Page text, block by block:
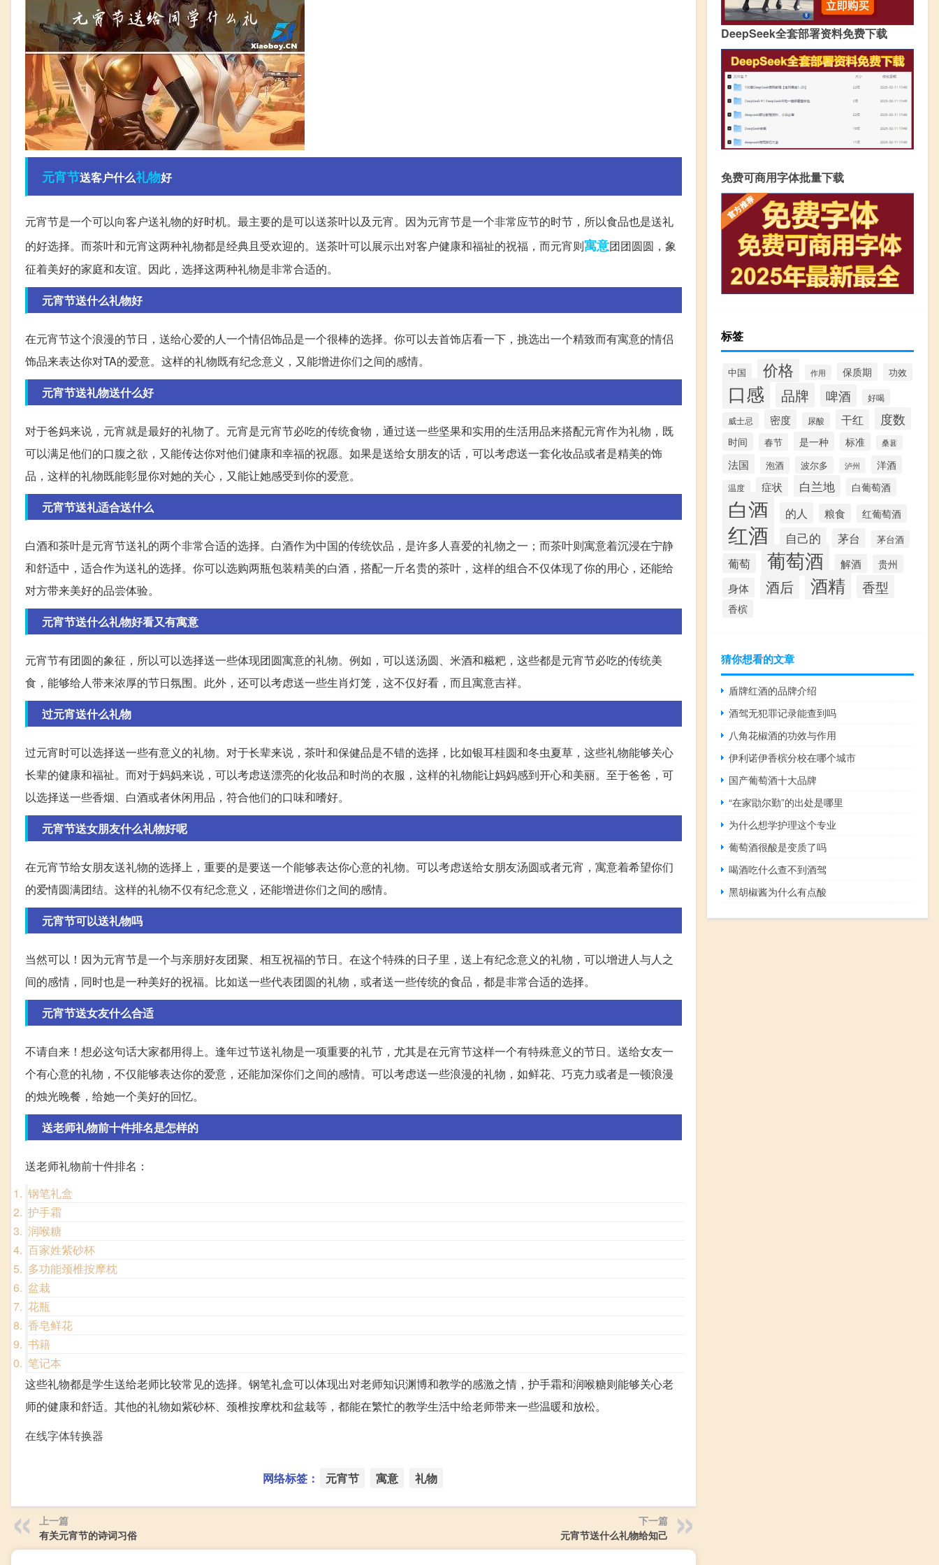
元宵节送客户什么礼物好
元宵节是一个可以向客户送礼物的好时机。最主要的是可以送茶叶以及元宵。因为元宵节是一个非常应节的时节，所以食品也是送礼
的好选择。而茶叶和元宵这两种礼物都是经典且受欢迎的。送茶叶可以展示出对客户健康和福祉的祝福，而元宵则寓意团团圆圆，象
征着美好的家庭和友谊。因此，选择这两种礼物是非常合适的。
元宵节送什么礼物好
在元宵节这个浪漫的节日，送给心爱的人一个情侣饰品是一个很棒的选择。你可以去首饰店看一下，挑选出一个精致而有寓意的情侣
饰品来表达你对TA的爱意。这样的礼物既有纪念意义，又能增进你们之间的感情。
元宵节送礼物送什么好
对于爸妈来说，元宵就是最好的礼物了。元宵是元宵节必吃的传统食物，通过送一些坚果和实用的生活用品来搭配元宵作为礼物，既
可以满足他们的口腹之欲，又能传达你对他们健康和幸福的祝愿。如果是送给女朋友的话，可以考虑送一套化妆品或者是精美的饰
品，这样的礼物既能彰显你对她的关心，又能让她感受到你的爱意。
元宵节送礼适合送什么
白酒和茶叶是元宵节送礼的两个非常合适的选择。白酒作为中国的传统饮品，是许多人喜爱的礼物之一；而茶叶则寓意着沉浸在宁静
和舒适中，适合作为送礼的选择。你可以选购两瓶包装精美的白酒，搭配一斤名贵的茶叶，这样的组合不仅体现了你的用心，还能给
对方带来美好的品尝体验。
元宵节送什么礼物好看又有寓意
元宵节有团圆的象征，所以可以选择送一些体现团圆寓意的礼物。例如，可以送汤圆、米酒和糍粑，这些都是元宵节必吃的传统美
食，能够给人带来浓厚的节日氛围。此外，还可以考虑送一些生肖灯笼，这不仅好看，而且寓意吉祥。
过元宵送什么礼物
过元宵时可以选择送一些有意义的礼物。对于长辈来说，茶叶和保健品是不错的选择，比如银耳桂圆和冬虫夏草，这些礼物能够关心
长辈的健康和福祉。而对于妈妈来说，可以考虑送漂亮的化妆品和时尚的衣服，这样的礼物能让妈妈感到开心和美丽。至于爸爸，可
以选择送一些香烟、白酒或者休闲用品，符合他们的口味和嗜好。
元宵节送女朋友什么礼物好呢
在元宵节给女朋友送礼物的选择上，重要的是要送一个能够表达你心意的礼物。可以考虑送给女朋友汤圆或者元宵，寓意着希望你们
的爱情圆满团结。这样的礼物不仅有纪念意义，还能增进你们之间的感情。
元宵节可以送礼物吗
当然可以！因为元宵节是一个与亲朋好友团聚、相互祝福的节日。在这个特殊的日子里，送上有纪念意义的礼物，可以增进人与人之
间的感情，同时也是一种美好的祝福。比如送一些代表团圆的礼物，或者送一些传统的食品，都是非常合适的选择。
元宵节送女友什么合适
不请自来！想必这句话大家都用得上。逢年过节送礼物是一项重要的礼节，尤其是在元宵节这样一个有特殊意义的节日。送给女友一
个有心意的礼物，不仅能够表达你的爱意，还能加深你们之间的感情。可以考虑送一些浪漫的礼物，如鲜花、巧克力或者是一顿浪漫
的烛光晚餐，给她一个美好的回忆。
送老师礼物前十件排名是怎样的
送老师礼物前十件排名：
钢笔礼盒
护手霜
润喉糖
百家姓紫砂杯
多功能颈椎按摩枕
盆栽
花瓶
香皂鲜花
书籍
笔记本
这些礼物都是学生送给老师比较常见的选择。钢笔礼盒可以体现出对老师知识渊博和教学的感激之情，护手霜和润喉糖则能够关心老
师的健康和舒适。其他的礼物如紫砂杯、颈椎按摩枕和盆栽等，都能在繁忙的教学生活中给老师带来一些温暖和放松。
在线字体转换器
网络标签： 元宵节 寓意 礼物
上一篇
有关元宵节的诗词习俗
下一篇
元宵节送什么礼物给知己
DeepSeek全套部署资料免费下载
免费可商用字体批量下载
标签
中国 价格 作用 保质期 功效
口感 品牌 啤酒
好喝
威士忌
密度 尿酸 干红 度数
时间 春节 是一种 标准 桑葚
法国 泡酒 波尔多 泸州 洋酒
温度 症状 白兰地 白葡萄酒
白酒 的人 粮食 红葡萄酒
红酒 自己的 茅台 茅台酒
葡萄 葡萄酒 解酒 贵州
身体 酒后 酒精 香型
香槟
猜你想看的文章
盾牌红酒的品牌介绍
酒驾无犯罪记录能查到吗
八角花椒酒的功效与作用
伊利诺伊香槟分校在哪个城市
国产葡萄酒十大品牌
“在家勖尔勤”的出处是哪里
为什么想学护理这个专业
葡萄酒很酸是变质了吗
喝酒吃什么查不到酒驾
黑胡椒酱为什么有点酸